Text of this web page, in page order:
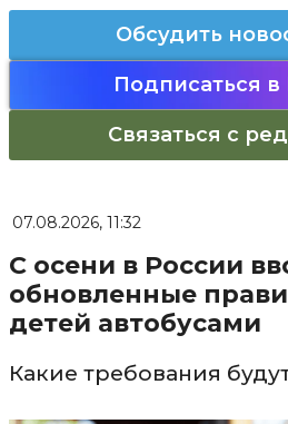
Обсудить
Подписаться в
Связаться с
07.08.2026, 11:32
С осени в России
обновленные
детей автобусами
Какие требования